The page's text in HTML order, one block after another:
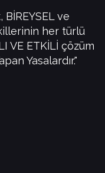
ve
her türlü
VE ETKİLİ çözüm
Yasalardır."